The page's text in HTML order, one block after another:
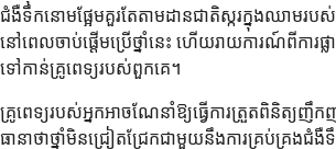
ជំងឺទឹកនោមផ្អែមគួរតែតាមដានជាតិស្ករក្នុងឈាមរបស់
នៅពេលចាប់ផ្តើមប្រើថ្នាំនេះ ហើយរាយការណ៍ពីការផ្
ទៅកាន់គ្រូពេទ្យរបស់ពួកគេ។
គ្រូពេទ្យរបស់អ្នកអាចណែនាំឱ្យធ្វើការត្រួតពិនិត្យញឹក
ធានាថាថ្នាំមិនជ្រៀតជ្រែកជាមួយនឹងការគ្រប់គ្រងជំងឺ